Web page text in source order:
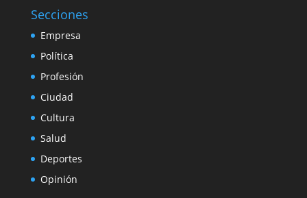
Secciones
Empresa
Política
Profesión
Ciudad
Cultura
Salud
Deportes
Opinión